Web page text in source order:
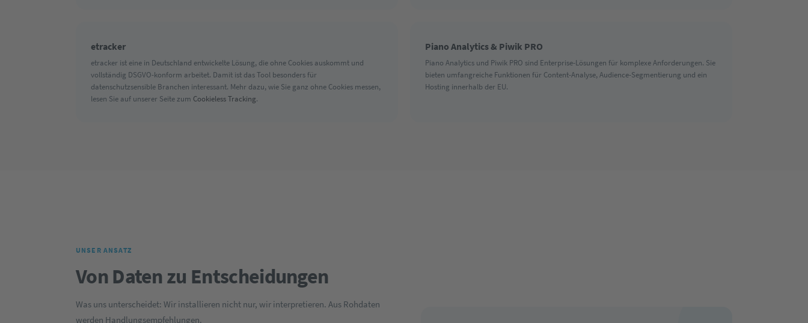
etracker
etracker ist eine in Deutschland entwickelte Lösung, die ohne Cookies auskommt und
vollständig DSGVO-konform arbeitet. Damit ist das Tool besonders für
datenschutzsensible Branchen interessant. Mehr dazu, wie Sie ganz ohne Cookies messen,
lesen Sie auf unserer Seite zum Cookieless Tracking.
Piano Analytics & Piwik PRO
Piano Analytics und Piwik PRO sind Enterprise-Lösungen für komplexe Anforderungen. Sie
bieten umfangreiche Funktionen für Content-Analyse, Audience-Segmentierung und ein
Hosting innerhalb der EU.
UNSER ANSATZ
Von Daten zu Entscheidungen
Was uns unterscheidet: Wir installieren nicht nur, wir interpretieren. Aus Rohdaten
werden Handlungsempfehlungen.